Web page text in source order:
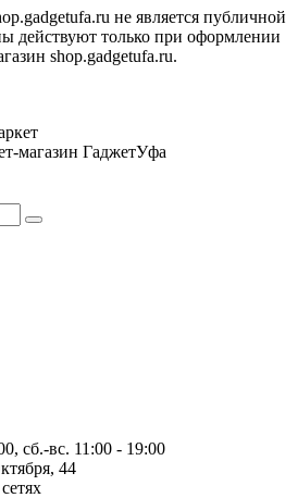
не является публичной
действуют только при оформлении
shop.gadgetufa.ru.
магазин ГаджетУфа
сб.-вс. 11:00 - 19:00
44